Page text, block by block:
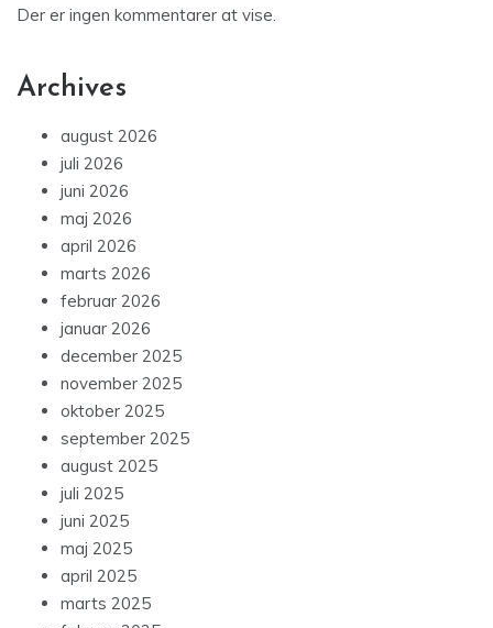
Der er ingen kommentarer at vise.
Archives
august 2026
juli 2026
juni 2026
maj 2026
april 2026
marts 2026
februar 2026
januar 2026
december 2025
november 2025
oktober 2025
september 2025
august 2025
juli 2025
juni 2025
maj 2025
april 2025
marts 2025